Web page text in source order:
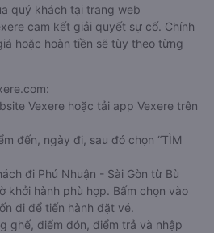
quý khách tại trang web
cam kết giải quyết sự cố. Chính
hoặc hoàn tiền sẽ tùy theo từng
Vexere hoặc tải app Vexere trên
đến, ngày đi, sau đó chọn “TÌM
đi Phú Nhuận - Sài Gòn từ Bù
khởi hành phù hợp. Bấm chọn vào
đi để tiến hành đặt vé.
ghế, điểm đón, điểm trả và nhập